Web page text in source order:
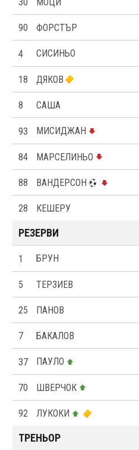
90 ФОРСТЪР
4 СИСИНЬО
18 ДЯКОВ
8 САША
93 МИСИДЖАН
84 МАРСЕЛИНЬО
88 ВАНДЕРСОН
28 КЕШЕРУ
РЕЗЕРВИ
1 БРУН
5 ТЕРЗИЕВ
25 ПАНОВ
7 БАКАЛОВ
37 ПАУЛО
70 ШВEРЧОК
92 ЛУКОКИ
ТРЕНЬОР